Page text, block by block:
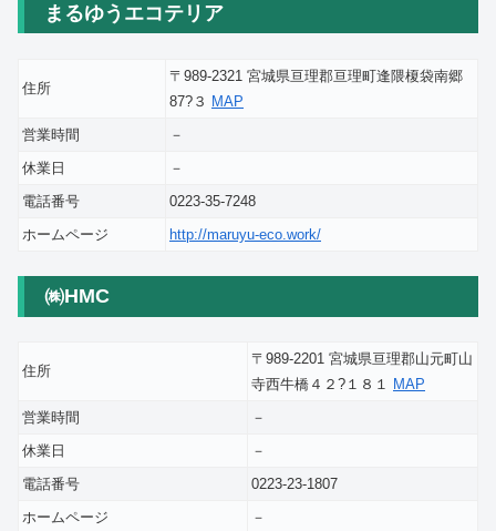
まるゆうエコテリア
住所
〒989-2321 宮城県亘理郡亘理町逢隈榎袋南郷
87?３ MAP
営業時間
－
休業日
－
電話番号
0223-35-7248
ホームページ
http://maruyu-eco.work/
㈱HMC
住所
〒989-2201 宮城県亘理郡山元町山
寺西牛橋４２?１８１ MAP
営業時間
－
休業日
－
電話番号
0223-23-1807
ホームページ
－